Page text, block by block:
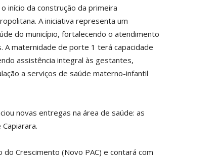
início da construção da primeira
A iniciativa representa um
do município, fortalecendo o atendimento
A maternidade de porte 1 terá capacidade
assistência integral às gestantes,
a serviços de saúde materno-infantil
novas entregas na área de saúde: as
Crescimento (Novo PAC) e contará com